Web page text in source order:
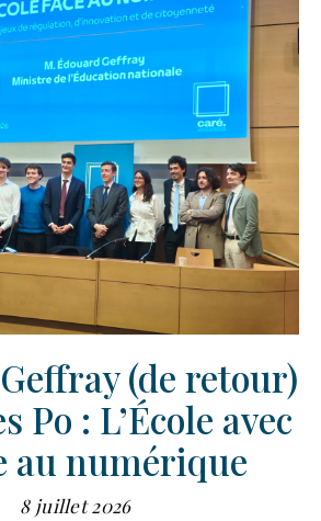
(de retour)
Po : L’École avec
au numérique
8 juillet 2026